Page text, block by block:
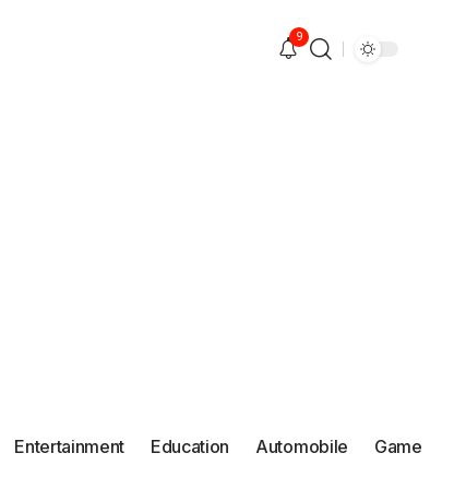
9
Entertainment Education Automobile
Game